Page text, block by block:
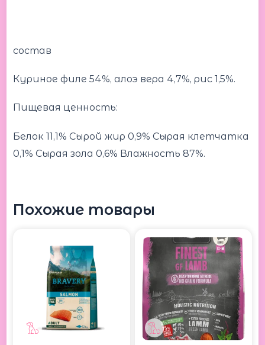
состав
Куриное филе 54%, алоэ вера 4,7%, рис 1,5%.
Пищевая ценность:
Белок 11,1% Сырой жир 0,9% Сырая клетчатка
0,1% Сырая зола 0,6% Влажность 87%.
Похожие товары